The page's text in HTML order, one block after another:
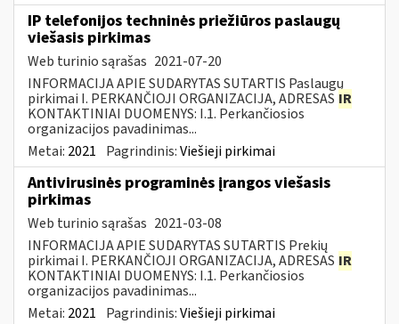
IP telefonijos techninės priežiūros paslaugų
viešasis pirkimas
Web turinio sąrašas 2021-07-20
INFORMACIJA APIE SUDARYTAS SUTARTIS Paslaugų
pirkimai I. PERKANČIOJI ORGANIZACIJA, ADRESAS IR
KONTAKTINIAI DUOMENYS: I.1. Perkančiosios
organizacijos pavadinimas...
Metai: 2021 Pagrindinis:Viešieji pirkimai
Antivirusinės programinės įrangos viešasis
pirkimas
Web turinio sąrašas 2021-03-08
INFORMACIJA APIE SUDARYTAS SUTARTIS Prekių
pirkimai I. PERKANČIOJI ORGANIZACIJA, ADRESAS IR
KONTAKTINIAI DUOMENYS: I.1. Perkančiosios
organizacijos pavadinimas...
Metai: 2021 Pagrindinis:Viešieji pirkimai